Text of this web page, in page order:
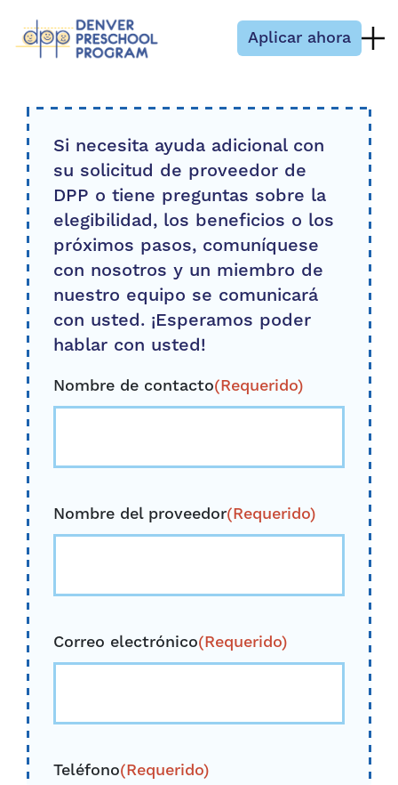
Aplicar ahora
Si necesita ayuda adicional con
su solicitud de proveedor de
DPP o tiene preguntas sobre la
elegibilidad, los beneficios o los
próximos pasos, comuníquese
con nosotros y un miembro de
nuestro equipo se comunicará
con usted. ¡Esperamos poder
hablar con usted!
Nombre de contacto(Requerido)
Nombre del proveedor(Requerido)
Correo electrónico(Requerido)
Teléfono(Requerido)